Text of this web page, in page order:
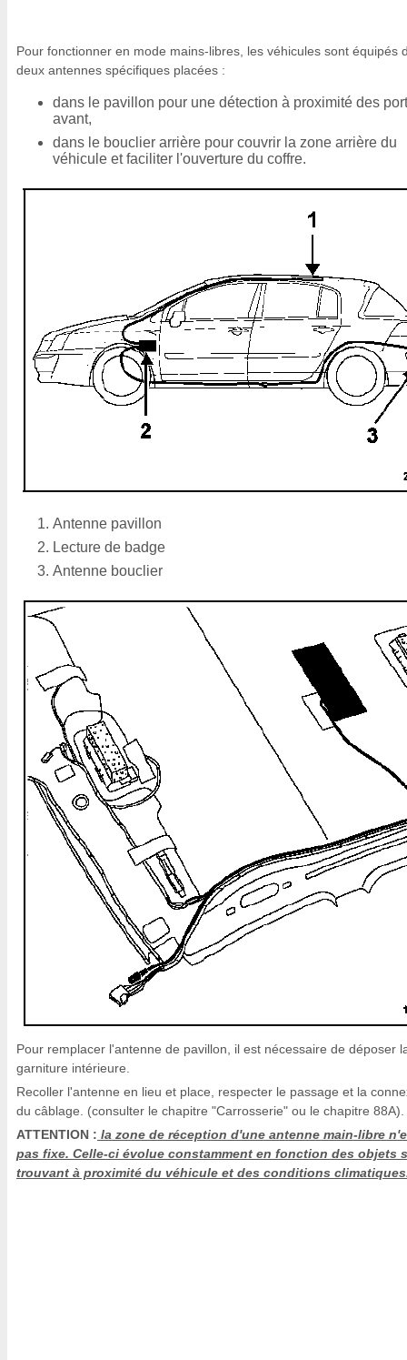
Pour fonctionner en mode mains-libres, les véhicules sont équipés
deux antennes spécifiques placées :
dans le pavillon pour une détection à proximité des
avant,
dans le bouclier arrière pour couvrir la zone arrière du
véhicule et faciliter l'ouverture du coffre.
Antenne pavillon
Lecture de badge
Antenne bouclier
Pour remplacer l'antenne de pavillon, il est nécessaire de déposer
garniture intérieure.
Recoller l'antenne en lieu et place, respecter le passage et la
du câblage. (consulter le chapitre "Carrosserie" ou le chapitre 88A).
ATTENTION : la zone de réception d'une antenne main-libre
pas fixe. Celle-ci évolue constamment en fonction des objets
trouvant à proximité du véhicule et des conditions